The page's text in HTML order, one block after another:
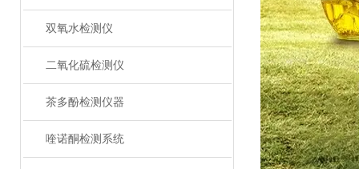
双氧水检测仪
二氧化硫检测仪
茶多酚检测仪器
喹诺酮检测系统